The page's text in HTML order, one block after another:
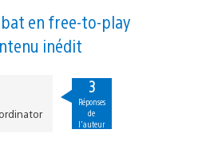
en free-to-play
inédit
3
Réponses
de
l'auteur